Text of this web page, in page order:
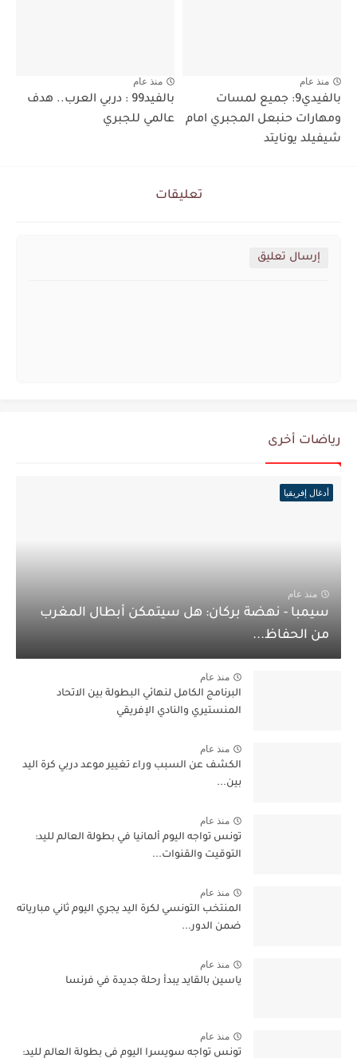
منذ عام
بالفيدي9: جميع لمسات
ومهارات حنبعل المجبري امام
شيفيلد يونايتد
منذ عام
بالفيد99 : دربي العرب.. هدف
عالمي للجبري
تعليقات
إرسال تعليق
رياضات أخرى
أدغال إفريقيا
منذ عام
سيمبا - نهضة بركان: هل سيتمكن أبطال المغرب
من الحفاظ...
منذ عام
البرنامج الكامل لنهائي البطولة بين الاتحاد
المنستيري والنادي الإفريقي
منذ عام
الكشف عن السبب وراء تغيير موعد دربي كرة اليد
بين...
منذ عام
تونس تواجه اليوم ألمانيا في بطولة العالم لليد:
التوقيت والقنوات...
منذ عام
المنتخب التونسي لكرة اليد يجري اليوم ثاني مبارياته
ضمن الدور...
منذ عام
ياسين بالقايد يبدأ رحلة جديدة في فرنسا
منذ عام
تونس تواجه سويسرا اليوم في بطولة العالم لليد: